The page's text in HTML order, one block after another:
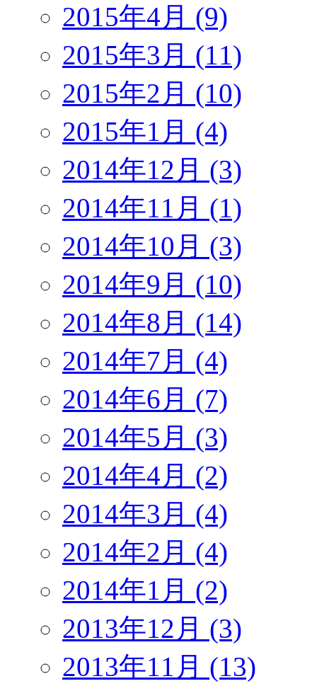
2015年4月 (9)
2015年3月 (11)
2015年2月 (10)
2015年1月 (4)
2014年12月 (3)
2014年11月 (1)
2014年10月 (3)
2014年9月 (10)
2014年8月 (14)
2014年7月 (4)
2014年6月 (7)
2014年5月 (3)
2014年4月 (2)
2014年3月 (4)
2014年2月 (4)
2014年1月 (2)
2013年12月 (3)
2013年11月 (13)